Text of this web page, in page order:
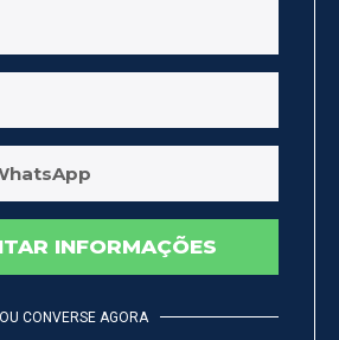
INFORMAÇÕES
OU CONVERSE AGORA